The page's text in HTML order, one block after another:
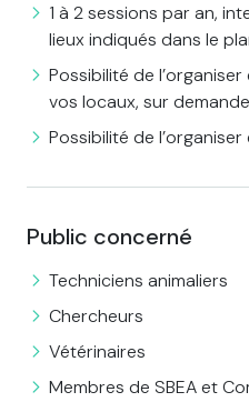
1 à 2 sessions par an,
lieux indiqués dans le
Possibilité de
vos locaux, sur
Possibilité de
Public concerné
Techniciens animaliers
Chercheurs
Vétérinaires
Membres de SBEA et